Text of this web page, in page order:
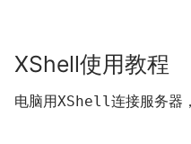
XShell使用教程
电脑用XShell连接服务器